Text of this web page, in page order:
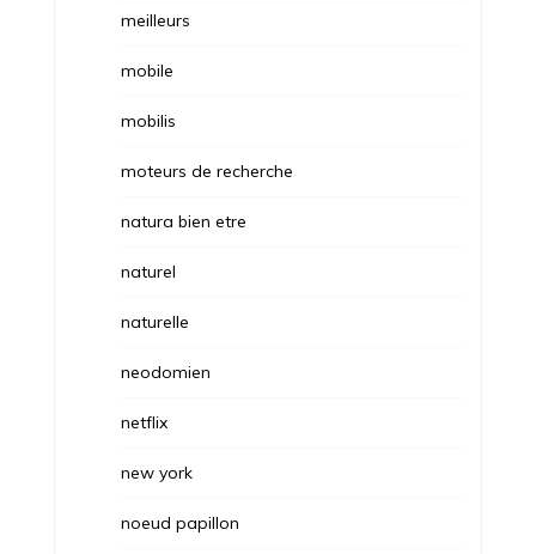
meilleurs
mobile
mobilis
moteurs de recherche
natura bien etre
naturel
naturelle
neodomien
netflix
new york
noeud papillon